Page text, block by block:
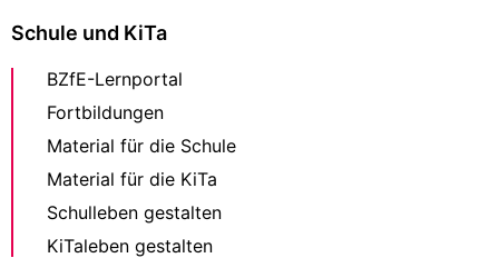
Schule und KiTa
BZfE-Lernportal
Fortbildungen
Material für die Schule
Material für die KiTa
Schulleben gestalten
KiTaleben gestalten